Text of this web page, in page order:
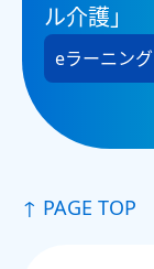
ル介護」
eラーニン
↑ PAGE TOP